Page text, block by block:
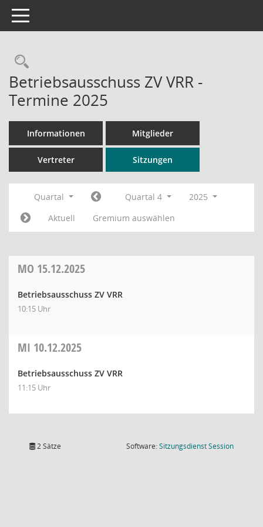
Toggle navigation
Rechercheauswahl
Betriebsausschuss ZV VRR -
Termine 2025
Informationen Mitglieder
Vertreter Sitzungen
Quartal Quartal 4
2025
Aktuell
Gremium auswählen
MO 15.12.2025
Betriebsausschuss ZV VRR
10:15 Uhr
MI 10.12.2025
Betriebsausschuss ZV VRR
11:15 Uhr
2 Sätze Software:SitzungsdienstSession(Wird in